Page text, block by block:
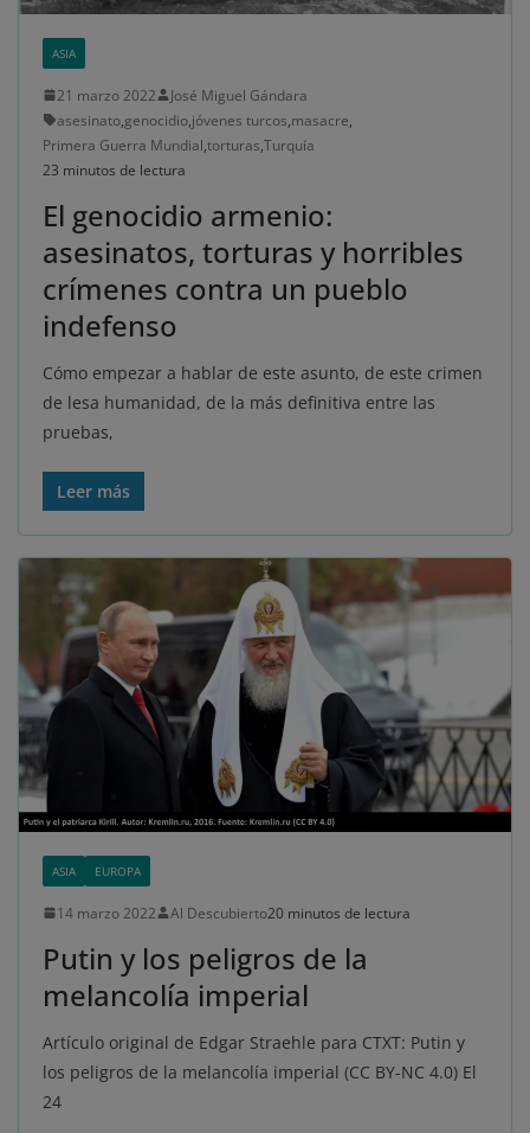
ASIA
21 marzo 2022
José Miguel Gándara
asesinato,genocidio,jóvenes turcos,masacre,
Primera Guerra Mundial,torturas,Turquía
23 minutos de lectura
El genocidio armenio:
asesinatos, torturas y horribles
crímenes contra un pueblo
indefenso
Cómo empezar a hablar de este asunto, de este crimen
de lesa humanidad, de la más definitiva entre las
pruebas,
Leer más
ASIA EUROPA
14 marzo 2022 Al Descubierto20 minutos de lectura
Putin y los peligros de la
melancolía imperial
Artículo original de Edgar Straehle para CTXT: Putin y
los peligros de la melancolía imperial (CC BY-NC 4.0) El
24